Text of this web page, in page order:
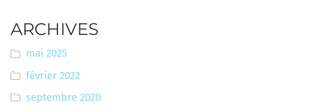
ARCHIVES
mai 2025
février 2022
septembre 2020